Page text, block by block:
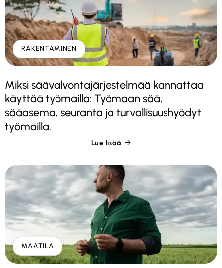
RAKENTAMINEN
Miksi säävalvontajärjestelmää kannattaa
käyttää työmailla: Työmaan sää,
sääasema, seuranta ja turvallisuushyödyt
työmailla.
Lue lisää 
MAATILA